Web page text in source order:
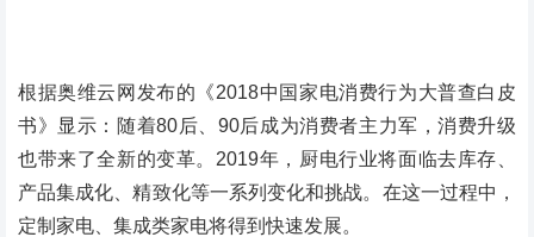
根据奥维云网发布的《2018中国家电消费行为大普查白皮
书》显示：随着80后、90后成为消费者主力军，消费升级
也带来了全新的变革。2019年，厨电行业将面临去库存、
产品集成化、精致化等一系列变化和挑战。在这一过程中，
定制家电、集成类家电将得到快速发展。